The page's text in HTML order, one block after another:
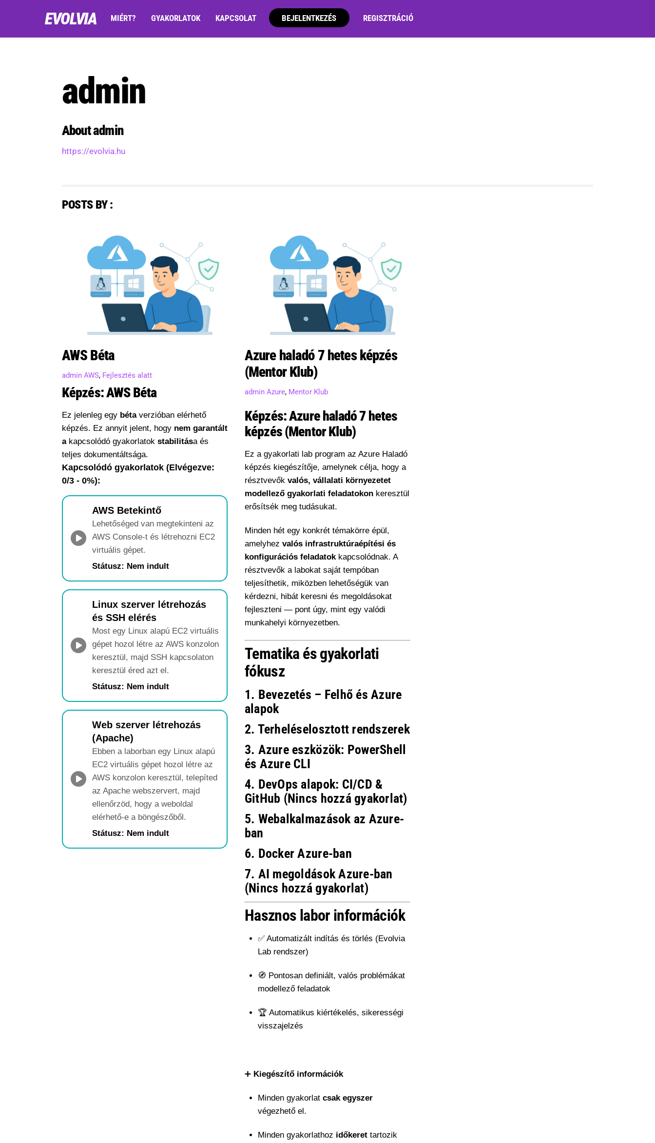
EVOLVIA MIÉRT? GYAKORLATOK KAPCSOLAT BEJELENTKEZÉS REGISZTRÁCIÓ
admin
Aboutadmin
https://evolvia.hu
POSTS BY :
AWS Béta
admin AWS, Fejlesztés alatt
Képzés: AWS Béta
Ez jelenleg egy bétaverzióban elérhető
képzés. Ez annyit jelent, hogy nem garantált
akapcsolódó gyakorlatok stabilitása és
teljes dokumentáltsága.
Kapcsolódó gyakorlatok (Elvégezve:
0/3 - 0%):
AWS Betekintő
Lehetőséged van megtekinteni az
AWS Console-t és létrehozni EC2
virtuális gépet.
Státusz: Nem indult
Linux szerver létrehozás
és SSH elérés
Most egy Linux alapú EC2 virtuális
gépet hozol létre az AWS konzolon
keresztül, majd SSH kapcsolaton
keresztül éred azt el.
Státusz: Nem indult
Web szerver létrehozás
(Apache)
Ebben a laborban egy Linux alapú
EC2 virtuális gépet hozol létre az
AWS konzolon keresztül, telepíted
az Apache webszervert, majd
ellenőrzöd, hogy a weboldal
elérhető-e a böngészőből.
Státusz: Nem indult
Azure haladó 7 hetes képzés
(Mentor Klub)
admin Azure, Mentor Klub
Képzés: Azure haladó 7 hetes
képzés (Mentor Klub)
Ez a gyakorlati lab program az Azure Haladó
képzés kiegészítője, amelynek célja, hogy a
résztvevők valós, vállalati környezetet
modellező gyakorlati feladatokonkeresztül
erősítsék meg tudásukat.
Minden hét egy konkrét témakörre épül,
amelyhez valós infrastruktúraépítési és
konfigurációs feladatokkapcsolódnak. A
résztvevők a labokat saját tempóban
teljesíthetik, miközben lehetőségük van
kérdezni, hibát keresni és megoldásokat
fejleszteni — pont úgy, mint egy valódi
munkahelyi környezetben.
Tematika és gyakorlati
fókusz
1. Bevezetés – Felhő és Azure
alapok
2. Terheléselosztott rendszerek
3. Azure eszközök: PowerShell
és Azure CLI
4. DevOps alapok: CI/CD &
GitHub (Nincs hozzá gyakorlat)
5. Webalkalmazások az Azure-
ban
6. Docker Azure-ban
7. AI megoldások Azure-ban
(Nincs hozzá gyakorlat)
Hasznos labor információk
✅ Automatizált indítás és törlés (Evolvia
Lab rendszer)
🧭 Pontosan definiált, valós problémákat
modellező feladatok
🏆 Automatikus kiértékelés, sikerességi
visszajelzés
➕ Kiegészítő információk
Minden gyakorlat csak egyszer
végezhető el.
Minden gyakorlathoz időkerettartozik